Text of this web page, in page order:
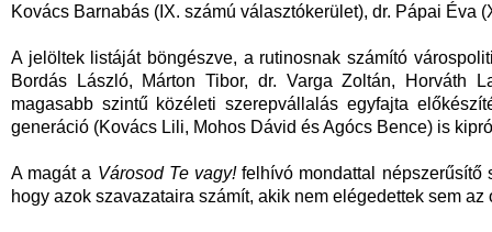
Kovács Barnabás (IX. számú választókerület), dr. Pápai Éva
A jelöltek listáját böngészve, a rutinosnak számító
Bordás László, Márton Tibor, dr. Varga Zoltán, Horváth
magasabb szintű közéleti szerepvállalás egyfajta
generáció (Kovács Lili, Mohos Dávid és Agócs Bence) is
A magát a Városod Te vagy!felhívó mondattal népszerűsítő
hogy azok szavazataira számít, akik nem elégedettek sem